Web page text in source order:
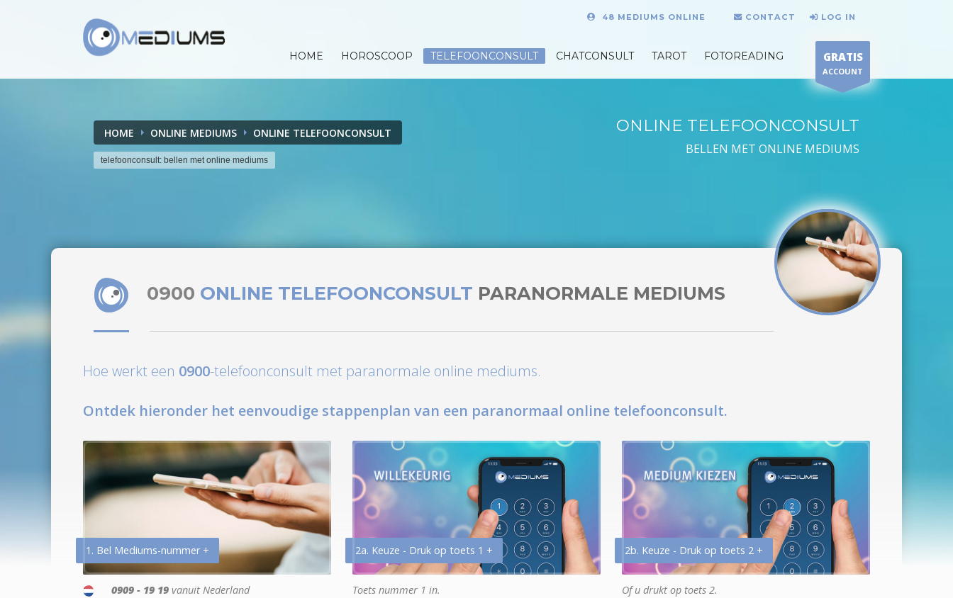
48 MEDIUMS ONLINE CONTACT LOG IN
HOME HOROSCOOP TELEFOONCONSULT CHATCONSULT TAROT FOTOREADING GRATIS
ACCOUNT
HOME ONLINE MEDIUMS ONLINE TELEFOONCONSULT
telefoonconsult: bellen met online mediums
ONLINE TELEFOONCONSULT
BELLEN MET ONLINE MEDIUMS
0900 ONLINE TELEFOONCONSULT PARANORMALE MEDIUMS
Hoe werkt een 0900-telefoonconsult met paranormale online mediums.
Ontdek hieronder het eenvoudige stappenplan van een paranormaal online telefoonconsult.
1. Bel Mediums-nummer +
0909 - 19 19 vanuit Nederland
2a. Keuze - Druk op toets 1 +
Toets nummer 1 in.
2b. Keuze - Druk op toets 2 +
Of u drukt op toets 2.